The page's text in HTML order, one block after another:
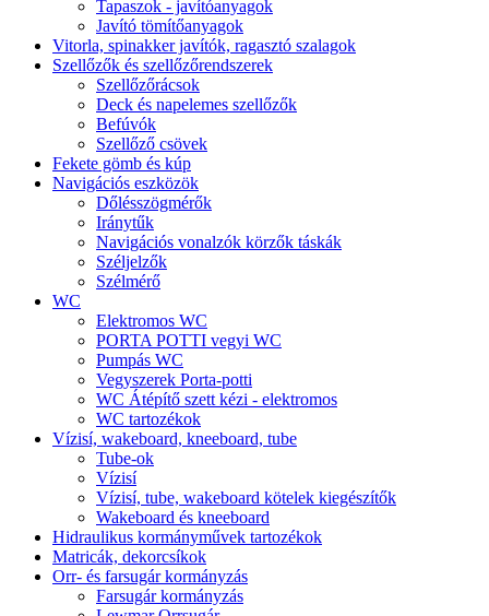
Tapaszok - javítóanyagok
Javító tömítőanyagok
Vitorla, spinakker javítók, ragasztó szalagok
Szellőzők és szellőzőrendszerek
Szellőzőrácsok
Deck és napelemes szellőzők
Befúvók
Szellőző csövek
Fekete gömb és kúp
Navigációs eszközök
Dőlésszögmérők
Iránytűk
Navigációs vonalzók körzők táskák
Széljelzők
Szélmérő
WC
Elektromos WC
PORTA POTTI vegyi WC
Pumpás WC
Vegyszerek Porta-potti
WC Átépítő szett kézi - elektromos
WC tartozékok
Vízisí, wakeboard, kneeboard, tube
Tube-ok
Vízisí
Vízisí, tube, wakeboard kötelek kiegészítők
Wakeboard és kneeboard
Hidraulikus kormányművek tartozékok
Matricák, dekorcsíkok
Orr- és farsugár kormányzás
Farsugár kormányzás